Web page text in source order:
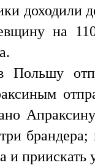
доходили
на
Польшу
и приискать